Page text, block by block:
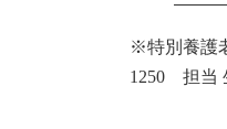
※特別養護
1250 担当